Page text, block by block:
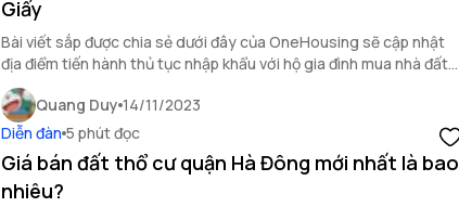
Giấy
Bài viết sắp được chia sẻ dưới đây của OneHousing sẽ cập nhật
địa điểm tiến hành thủ tục nhập khẩu với hộ gia đình mua nhà đất
tại phố Trần Cung, quận Cầu Giấy để bạn đọc nắm rõ.
Quang Duy 14/11/2023
Diễn đàn 5 phút đọc
Giá bán đất thổ cư quận Hà Đông mới nhất là bao
nhiêu?